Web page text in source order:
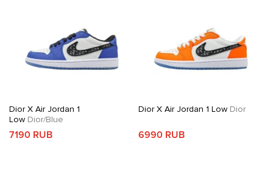
Dior X Air Jordan 1
Low Dior/Blue
7190 RUB
Dior X Air Jordan 1 LowDior
6990 RUB